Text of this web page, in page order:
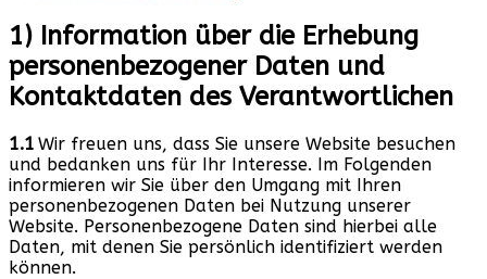
1) Information über die Erhebung
personenbezogener Daten und
Kontaktdaten des Verantwortlichen
1.1 Wir freuen uns, dass Sie unsere Website besuchen
und bedanken uns für Ihr Interesse. Im Folgenden
informieren wir Sie über den Umgang mit Ihren
personenbezogenen Daten bei Nutzung unserer
Website. Personenbezogene Daten sind hierbei alle
Daten, mit denen Sie persönlich identifiziert werden
können.